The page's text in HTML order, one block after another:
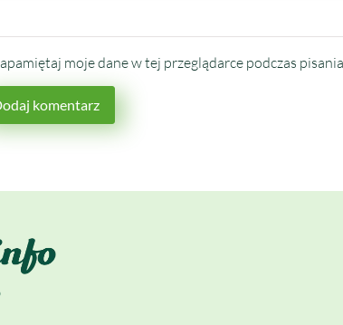
moje dane w tej przeglądarce podczas